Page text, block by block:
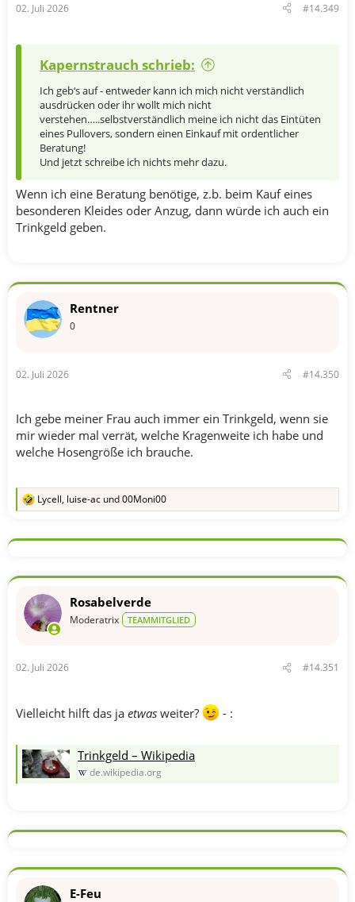
02. Juli 2026 #14.349
Kapernstrauch schrieb:
Ich geb‘s auf - entweder kann ich mich nicht verständlich
ausdrücken oder ihr wollt mich nicht
verstehen…..selbstverständlich meine ich nicht das Eintüten
eines Pullovers, sondern einen Einkauf mit ordentlicher
Beratung!
Und jetzt schreibe ich nichts mehr dazu.
Wenn ich eine Beratung benötige, z.b. beim Kauf eines
besonderen Kleides oder Anzug, dann würde ich auch ein
Trinkgeld geben.
Rentner
0
02. Juli 2026 #14.350
Ich gebe meiner Frau auch immer ein Trinkgeld, wenn sie
mir wieder mal verrät, welche Kragenweite ich habe und
welche Hosengröße ich brauche.
R
k
o
e
n
Lycell, luise-ac und00Moni00
Rosabelverde
Moderatrix TEAMMITGLIED
02. Juli 2026 #14.351
Vielleicht hilft das ja etwas weiter? - :
Trinkgeld – Wikipedia
de.wikipedia.org
E-Feu